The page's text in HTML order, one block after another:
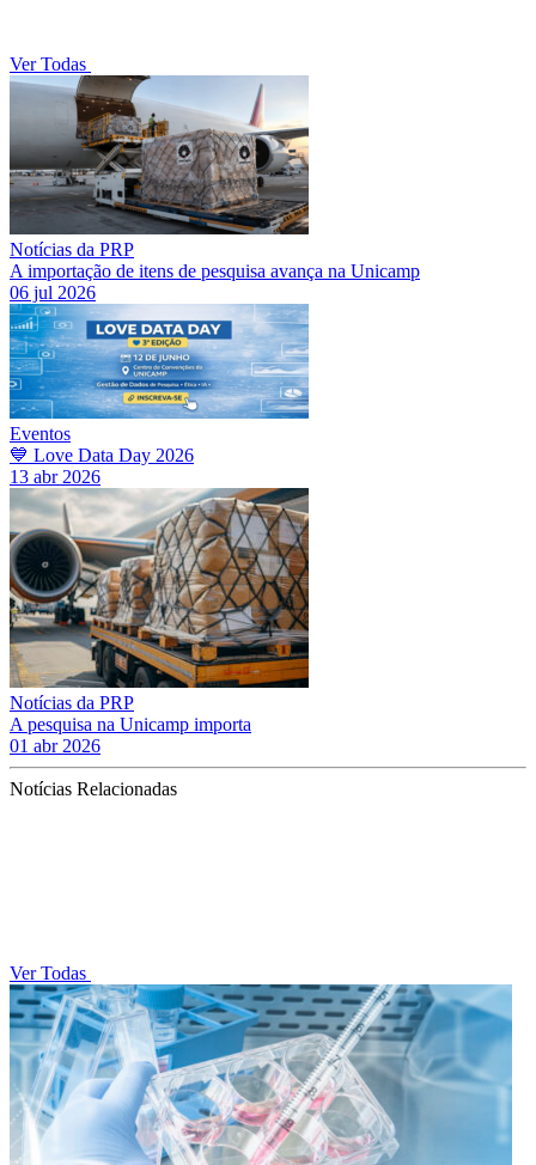
Ver Todas
Notícias da PRP
A importação de itens de pesquisa avança na Unicamp
06 jul 2026
Eventos
💙 Love Data Day 2026
13 abr 2026
Notícias da PRP
A pesquisa na Unicamp importa
01 abr 2026
Notícias Relacionadas
Ver Todas